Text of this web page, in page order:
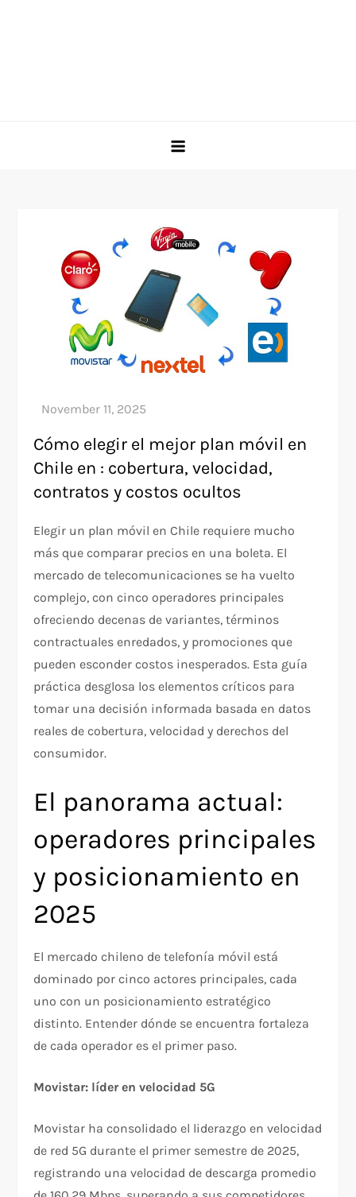
Cómo elegir el mejor plan móvil en
Chile en : cobertura, velocidad,
contratos y costos ocultos
Elegir un plan móvil en Chile requiere mucho
más que comparar precios en una boleta. El
mercado de telecomunicaciones se ha vuelto
complejo, con cinco operadores principales
ofreciendo decenas de variantes, términos
contractuales enredados, y promociones que
pueden esconder costos inesperados. Esta guía
práctica desglosa los elementos críticos para
tomar una decisión informada basada en datos
reales de cobertura, velocidad y derechos del
consumidor.
El panorama actual:
operadores principales
y posicionamiento en
2025
El mercado chileno de telefonía móvil está
dominado por cinco actores principales, cada
uno con un posicionamiento estratégico
distinto. Entender dónde se encuentra fortaleza
de cada operador es el primer paso.​
Movistar: líder en velocidad 5G
Movistar ha consolidado el liderazgo en velocidad
de red 5G durante el primer semestre de 2025,
registrando una velocidad de descarga promedio